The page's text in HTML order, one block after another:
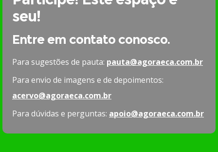
seu!
Entre em contato conosco.
Para sugestões de pauta: pauta@agoraeca.com.br
Para envio de imagens e de depoimentos:
acervo@agoraeca.com.br
Para dúvidas e perguntas: apoio@agoraeca.com.br